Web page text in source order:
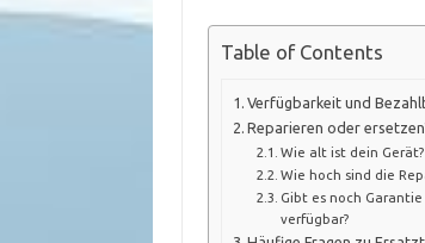
Table of Contents
Verfügbarkeit und
Reparieren oder
Wie alt ist dein Gerät?
Wie hoch sind die
Gibt es noch
verfügbar?